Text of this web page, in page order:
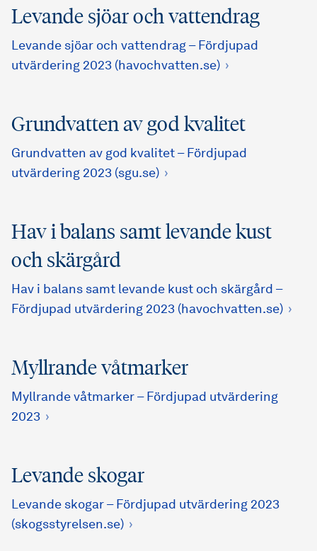
Levande sjöar och vattendrag
Levande sjöar och vattendrag – Fördjupad
utvärdering 2023 (havochvatten.se)
Grundvatten av god kvalitet
Grundvatten av god kvalitet – Fördjupad
utvärdering 2023 (sgu.se)
Hav i balans samt levande kust
och skärgård
Hav i balans samt levande kust och skärgård –
Fördjupad utvärdering 2023 (havochvatten.se)
Myllrande våtmarker
Myllrande våtmarker – Fördjupad utvärdering
2023
Levande skogar
Levande skogar – Fördjupad utvärdering 2023
(skogsstyrelsen.se)